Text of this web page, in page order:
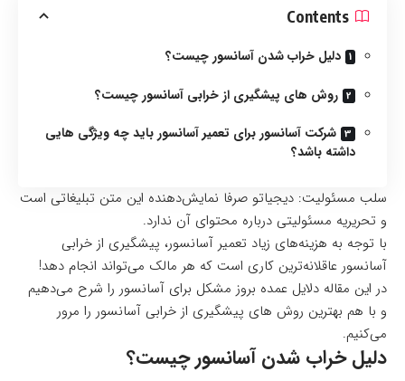
Contents
دلیل خراب شدن آسانسور چیست؟
روش های پیشگیری از خرابی آسانسور چیست؟
شرکت آسانسور برای تعمیر آسانسور باید چه ویژگی هایی
داشته باشد؟
سلب مسئولیت: دیجیاتو صرفا نمایش‌دهنده این متن تبلیغاتی است
و تحریریه مسئولیتی درباره محتوای آن ندارد.
با توجه به هزینه‌های زیاد تعمیر آسانسور، پیشگیری از خرابی
آسانسور عاقلانه‌ترین کاری است که هر مالک می‌تواند انجام دهد!
در این مقاله دلایل عمده بروز مشکل برای آسانسور را شرح می‌دهیم
و با هم بهترین روش های پیشگیری از خرابی آسانسور را مرور
می‌کنیم.
دلیل خراب شدن آسانسور چیست؟